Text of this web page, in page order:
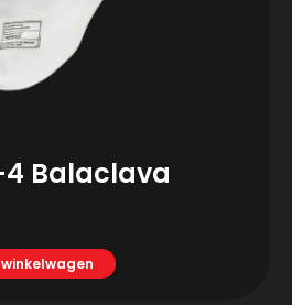
4 Balaclava